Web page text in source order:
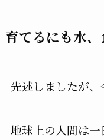
育てるにも水、
先述しましたが
地球上の人間は一